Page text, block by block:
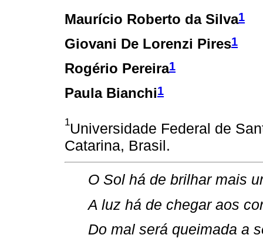
Maurício Roberto da Silva1
Giovani De Lorenzi Pires1
Rogério Pereira1
Paula Bianchi1
1Universidade Federal de
Catarina, Brasil.
O Sol há de brilhar mais
A luz há de chegar aos
Do mal será queimada a